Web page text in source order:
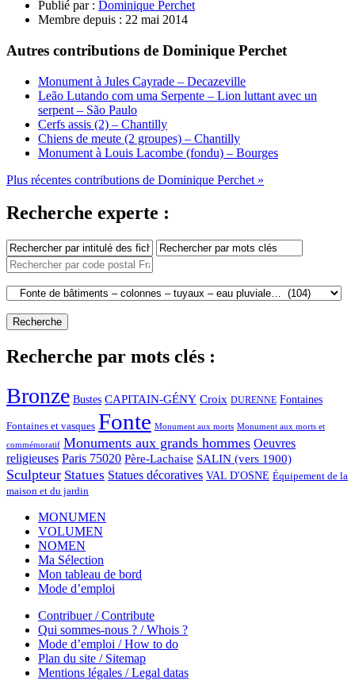
Publié par : Dominique Perchet
Membre depuis : 22 mai 2014
Autres contributions de Dominique Perchet
Monument à Jules Cayrade – Decazeville
Leão Lutando com uma Serpente – Lion luttant avec un
serpent – São Paulo
Cerfs assis (2) – Chantilly
Chiens de meute (2 groupes) – Chantilly
Monument à Louis Lacombe (fondu) – Bourges
Plus récentes contributions de Dominique Perchet »
Recherche experte :
Recherche par mots clés :
Bronze Bustes CAPITAIN-GÉNY Croix DURENNE Fontaines
Fontaines et vasques Fonte Monument aux morts Monument aux morts et
commémoratif Monuments aux grands hommes Oeuvres
religieuses Paris 75020 Père-Lachaise SALIN (vers 1900)
Sculpteur Statues Statues décoratives VAL D'OSNE Équipement de la
maison et du jardin
MONUMEN
VOLUMEN
NOMEN
Ma Sélection
Mon tableau de bord
Mode d’emploi
Contribuer / Contribute
Qui sommes-nous ? / Whois ?
Mode d’emploi / How to do
Plan du site / Sitemap
Mentions légales / Legal datas